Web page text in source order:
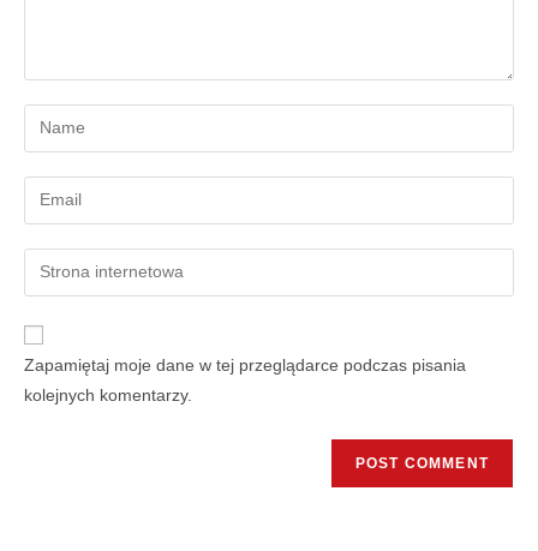
Zapamiętaj moje dane w tej przeglądarce podczas pisania
kolejnych komentarzy.